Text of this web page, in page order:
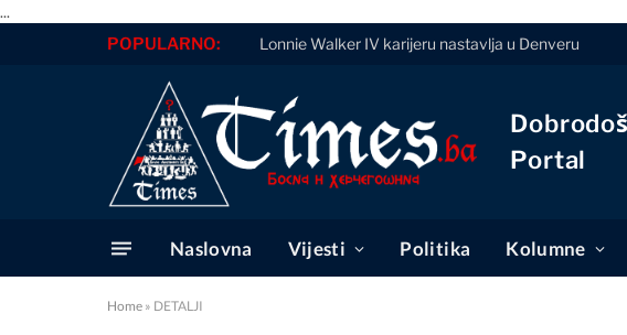
...
POPULARNO: Lonnie Walker IV karijeru nastavlja u Denveru
Portal
Naslovna Vijesti Politika Kolumne
Home » DETALJI